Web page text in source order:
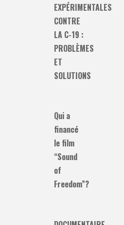
EXPÉRIMENTALES
CONTRE
LA C-19 :
PROBLÈMES
ET
SOLUTIONS
Qui a
financé
le film
“Sound
of
Freedom”?